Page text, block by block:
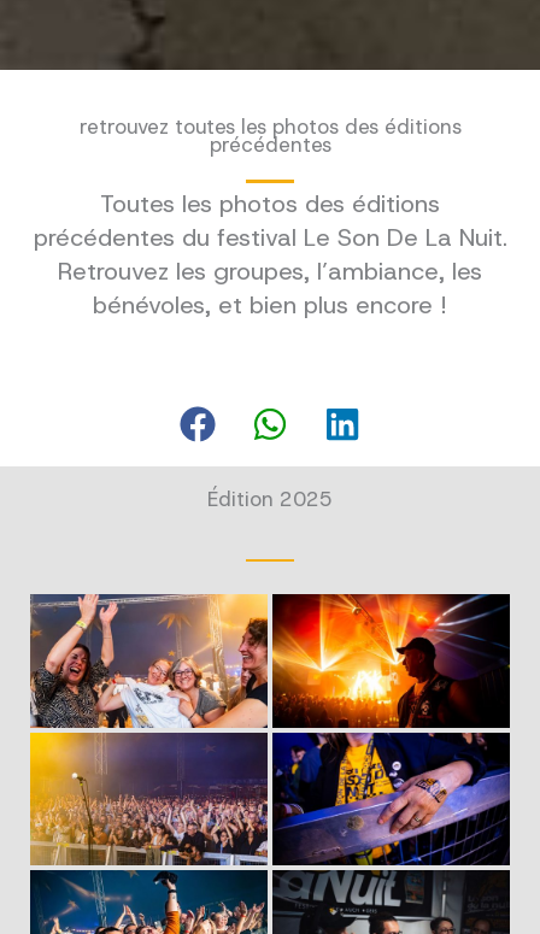
retrouvez toutes les photos des éditions
précédentes
Toutes les photos des éditions
précédentes du festival Le Son De La Nuit.
Retrouvez les groupes, l’ambiance, les
bénévoles, et bien plus encore !
Édition 2025